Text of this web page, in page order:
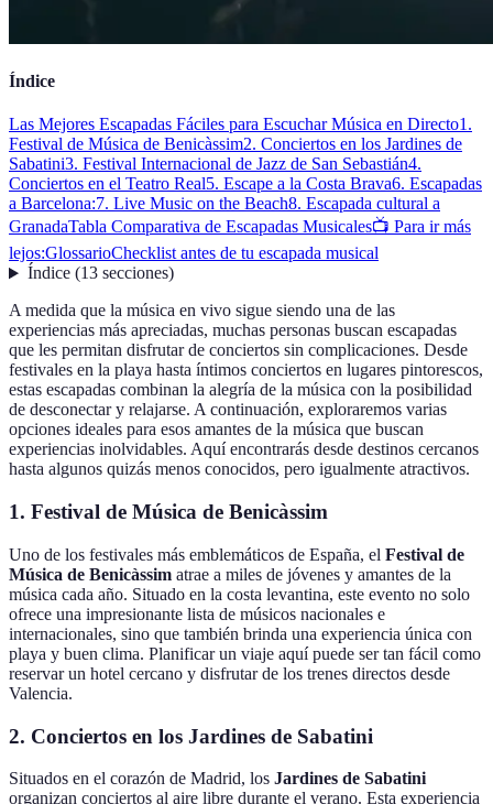
Índice
Las Mejores Escapadas Fáciles para Escuchar Música en Directo1.
Festival de Música de Benicàssim2. Conciertos en los Jardines de
Sabatini3. Festival Internacional de Jazz de San Sebastián4.
Conciertos en el Teatro Real5. Escape a la Costa Brava6. Escapadas
a Barcelona:7. Live Music on the Beach8. Escapada cultural a
GranadaTabla Comparativa de Escapadas Musicales📺 Para ir más
lejos:GlossarioChecklist antes de tu escapada musical
Índice(13 secciones)
A medida que la música en vivo sigue siendo una de las
experiencias más apreciadas, muchas personas buscan escapadas
que les permitan disfrutar de conciertos sin complicaciones. Desde
festivales en la playa hasta íntimos conciertos en lugares pintorescos,
estas escapadas combinan la alegría de la música con la posibilidad
de desconectar y relajarse. A continuación, exploraremos varias
opciones ideales para esos amantes de la música que buscan
experiencias inolvidables. Aquí encontrarás desde destinos cercanos
hasta algunos quizás menos conocidos, pero igualmente atractivos.
1. Festival de Música de Benicàssim
Uno de los festivales más emblemáticos de España, el Festival de
Música de Benicàssim atrae a miles de jóvenes y amantes de la
música cada año. Situado en la costa levantina, este evento no solo
ofrece una impresionante lista de músicos nacionales e
internacionales, sino que también brinda una experiencia única con
playa y buen clima. Planificar un viaje aquí puede ser tan fácil como
reservar un hotel cercano y disfrutar de los trenes directos desde
Valencia.
2. Conciertos en los Jardines de Sabatini
Situados en el corazón de Madrid, los Jardines de Sabatini
organizan conciertos al aire libre durante el verano. Esta experiencia